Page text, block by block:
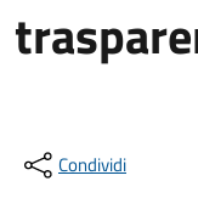
Condividi